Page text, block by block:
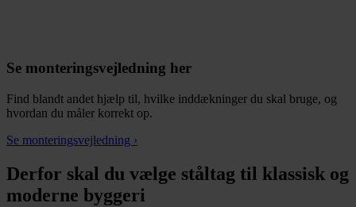
Se monteringsvejledning her
Find blandt andet hjælp til, hvilke inddækninger du skal bruge, og
hvordan du måler korrekt op.
Se monteringsvejledning ›
Derfor skal du vælge ståltag til klassisk og
moderne byggeri